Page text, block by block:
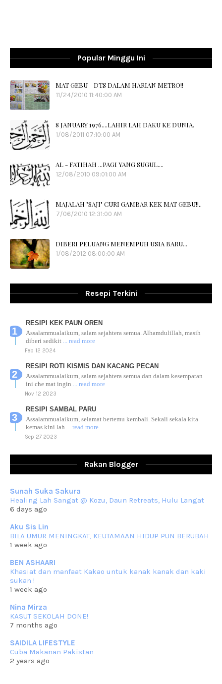
Popular Minggu Ini
MAT GEBU - DTS DALAM HARIAN METRO!!
11/24/2010 11:40:00 AM
8 JANUARY 1976....LAHIR LAH DAKU KE DUNIA.
1/08/2011 07:10:00 AM
AL - FATIHAH ...PAGI YANG SUGUL....
12/08/2010 09:01:00 AM
MAJALAH "SAJI" CURI GAMBAR KEK MAT GEBU!!..
7/06/2010 12:31:00 AM
DIBERI PELUANG MENEMPUH USIA BARU...
1/08/2012 08:00:00 AM
Resepi Terkini
RESIPI KEK PAUN OREN
Assalammualaikum, salam sejahtera semua. Alhamdulillah, masih
diberi sedikit ... read more
Feb 12 2024
RESIPI ROTI KISMIS DAN KACANG PECAN
Assalammualaikum, salam sejahtera semua dan dalam kesempatan
ini che mat ingin ... read more
Nov 12 2023
RESIPI SAMBAL PARU
Assalammualaikum, selamat bertemu kembali. Sekali sekala kita
kemas kini lah ... read more
Sep 27 2023
Assalammualaikum, salam sejahtera dan salam rindu untuk semua.
RESIPI KUIH KASWI KELEDEK UNGU
Assalammualaikum, salam semua. Masih belum terlambat untuk che
mat ucapkan
Jun 30 2023
RESIPI KURMA AYAM MERAH
Assalammualaikum, salam semua. Hari ni 4 Zulhijjah 1444 Hijrah,
Jun 23 2023
RESIPI SAMBAL PARU
Assalammualaikum, salam sejahtera semua. Lama betul che mat tak
Jun 20 2023
RESIPI PISANG MUDA MASAK LEMAK
lemak ni che mat... read more
Mar 07 2023
Rakan Blogger
Sunah Suka Sakura
Healing Lah Sangat @ Kozu, Daun Retreats, Hulu Langat
6 days ago
Aku Sis Lin
BILA UMUR MENINGKAT, KEUTAMAAN HIDUP PUN BERUBAH
1 week ago
BEN ASHAARI
Khasiat dan manfaat Kakao untuk kanak kanak dan kaki
sukan !
1 week ago
Nina Mirza
KASUT SEKOLAH DONE!
7 months ago
SAIDILA LIFESTYLE
Cuba Makanan Pakistan
2 years ago